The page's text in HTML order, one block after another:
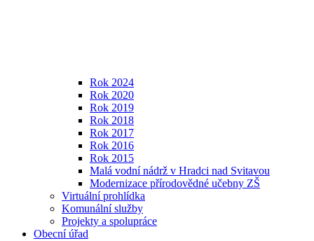
Rok 2024
Rok 2020
Rok 2019
Rok 2018
Rok 2017
Rok 2016
Rok 2015
Malá vodní nádrž v Hradci nad Svitavou
Modernizace přírodovědné učebny ZŠ
Virtuální prohlídka
Komunální služby
Projekty a spolupráce
Obecní úřad